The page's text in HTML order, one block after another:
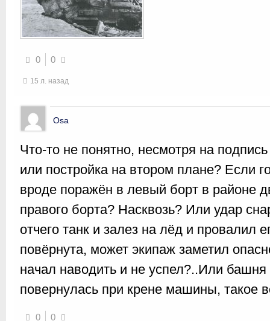
0 0
15 л. назад
Osa
Что-то не понятно, несмотря на
или постройка на втором плане? Если
вроде поражён в левый борт в районе
правого борта? Насквозь? Или удар
отчего танк и залез на лёд и провалил
повёрнута, может экипаж заметил
начал наводить и не успел?..Или
повернулась при крене машины, такое
0 0